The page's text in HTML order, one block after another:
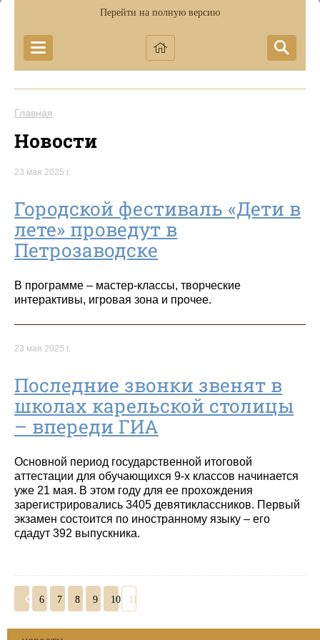
Перейти на полную версию
Главная
Новости
23 мая 2025 г.
Городской фестиваль «Дети в
лете» проведут в
Петрозаводске
В программе – мастер-классы, творческие
интерактивы, игровая зона и прочее.
23 мая 2025 г.
Последние звонки звенят в
школах карельской столицы
– впереди ГИА
Основной период государственной итоговой
аттестации для обучающихся 9-х классов начинается
уже 21 мая. В этом году для ее прохождения
зарегистрировались 3405 девятиклассников. Первый
экзамен состоится по иностранному языку – его
сдадут 392 выпускника.
6 7 8 9 10 11